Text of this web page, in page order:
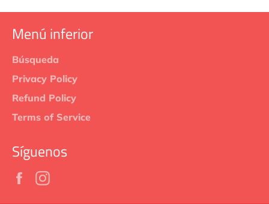
Menú inferior
Búsqueda
Privacy Policy
Refund Policy
Terms of Service
Síguenos
Facebook